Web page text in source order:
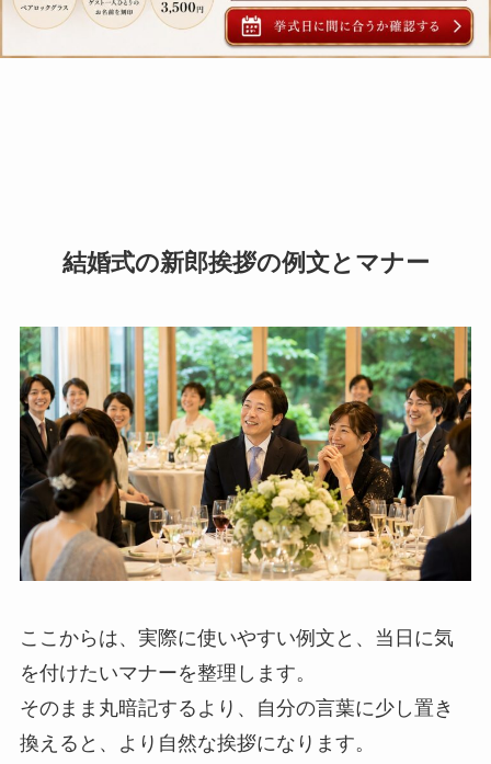
結婚式の新郎挨拶の例文とマナー
ここからは、実際に使いやすい例文と、当日に気
を付けたいマナーを整理します。
そのまま丸暗記するより、自分の言葉に少し置き
換えると、より自然な挨拶になります。